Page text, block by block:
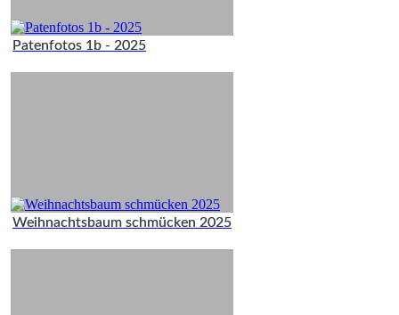
Patenfotos 1b - 2025
Weihnachtsbaum schmücken 2025